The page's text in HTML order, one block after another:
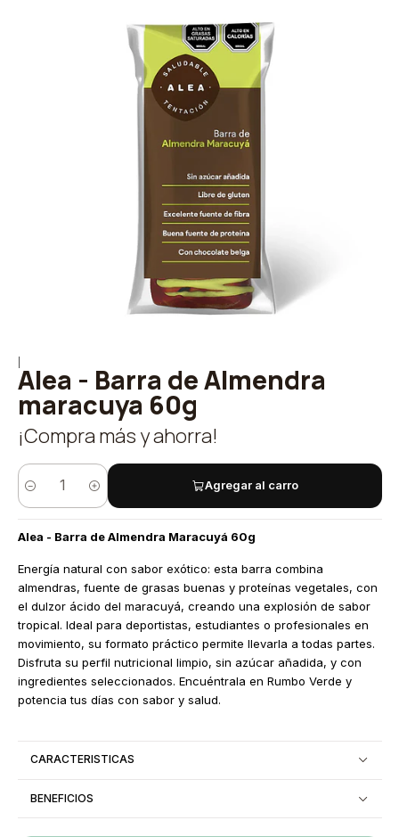
Alea - Barra de Almendra
maracuya 60g
¡Compra más y ahorra!
Cantidad
Agregar al carro
Alea - Barra de Almendra Maracuyá 60g
Energía natural con sabor exótico: esta barra combina
almendras, fuente de grasas buenas y proteínas vegetales, con
el dulzor ácido del maracuyá, creando una explosión de sabor
tropical. Ideal para deportistas, estudiantes o profesionales en
movimiento, su formato práctico permite llevarla a todas partes.
Disfruta su perfil nutricional limpio, sin azúcar añadida, y con
ingredientes seleccionados. Encuéntrala en Rumbo Verde y
potencia tus días con sabor y salud.
CARACTERISTICAS
BENEFICIOS